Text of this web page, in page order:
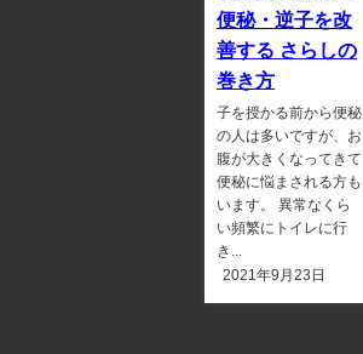
便秘・逆子を改
善する さらしの
巻き方
子を授かる前から便秘
の人は多いですが、お
腹が大きくなってきて
便秘に悩まされる方も
います。 異常なくら
い頻繁にトイレに行
き...
2021年9月23日